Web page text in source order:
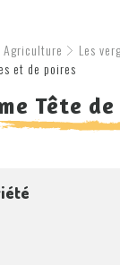
Agriculture
Les
et de poires
Tête